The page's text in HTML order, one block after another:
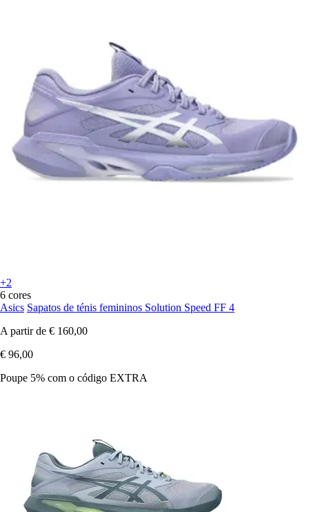
+2
6 cores
Asics Sapatos de ténis femininos Solution Speed FF 4
A partir de € 160,00
€ 96,00
Poupe 5% com o código EXTRA